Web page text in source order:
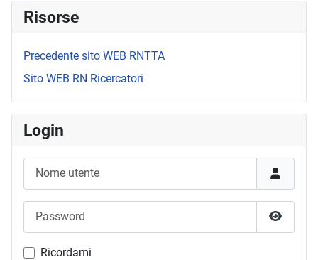
Risorse
Precedente sito WEB RNTTA
Sito WEB RN Ricercatori
Login
Mostra
Ricordami